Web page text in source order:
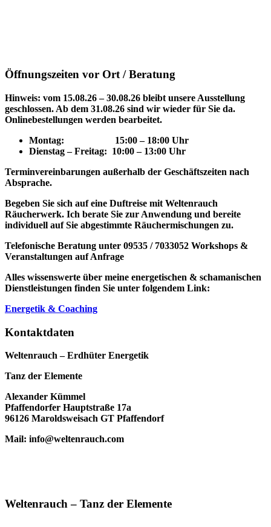
Öffnungszeiten vor Ort / Beratung
Hinweis: vom 15.08.26 – 30.08.26 bleibt unsere Ausstellung
geschlossen. Ab dem 31.08.26 sind wir wieder für Sie da.
Onlinebestellungen werden bearbeitet.
Montag: 15:00 – 18:00 Uhr
Dienstag – Freitag: 10:00 – 13:00 Uhr
Terminvereinbarungen außerhalb der Geschäftszeiten nach
Absprache.
Begeben Sie sich auf eine Duftreise mit Weltenrauch
Räucherwerk. Ich berate Sie zur Anwendung und bereite
individuell auf Sie abgestimmte Räuchermischungen zu.
Telefonische Beratung unter 09535 / 7033052 Workshops &
Veranstaltungen auf Anfrage
Alles wissenswerte über meine energetischen & schamanischen
Dienstleistungen finden Sie unter folgendem Link:
Energetik & Coaching
Kontaktdaten
Weltenrauch – Erdhüter Energetik
Tanz der Elemente
Alexander Kümmel
Pfaffendorfer Hauptstraße 17a
96126 Maroldsweisach GT Pfaffendorf
Mail: info@weltenrauch.com
Weltenrauch – Tanz der Elemente